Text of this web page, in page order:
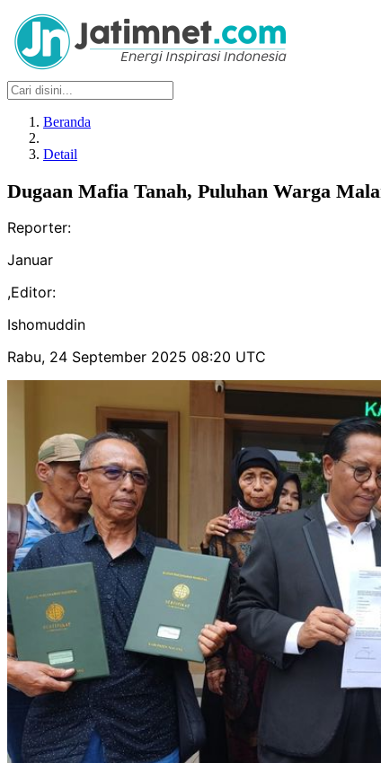
Beranda
Detail
Dugaan Mafia Tanah, Puluhan Warga
Reporter:
Januar
,Editor:
Ishomuddin
Rabu, 24 September 2025 08:20 UTC